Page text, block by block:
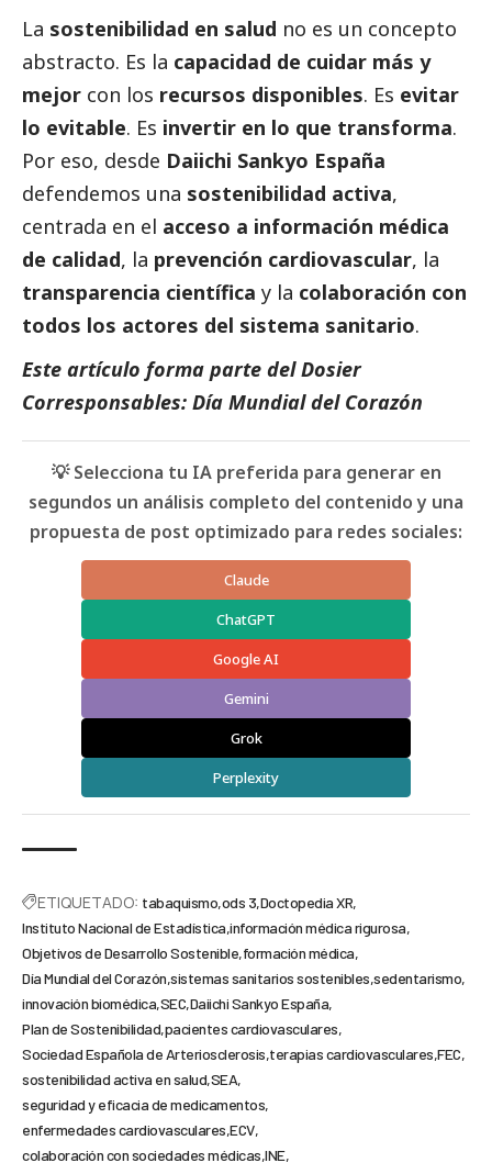
La sostenibilidad en salud no es un concepto
abstracto. Es la capacidad de cuidar más y
mejor con los recursos disponibles. Es evitar
lo evitable. Es invertir en lo que transforma.
Por eso, desde Daiichi Sankyo España
defendemos una sostenibilidad activa,
centrada en el acceso a información médica
de calidad, la prevención cardiovascular, la
transparencia científica y la colaboración con
todos los actores del sistema sanitario.
Este artículo forma parte del Dosier
Corresponsables: Día Mundial del Corazón
💡 Selecciona tu IA preferida para generar en
segundos un análisis completo del contenido y una
propuesta de post optimizado para redes sociales:
Claude
ChatGPT
Google AI
Gemini
Grok
Perplexity
ETIQUETADO: tabaquismo ods 3 Doctopedia XR
Instituto Nacional de Estadística información médica rigurosa
Objetivos de Desarrollo Sostenible formación médica
Día Mundial del Corazón sistemas sanitarios sostenibles sedentarismo
innovación biomédica SEC Daiichi Sankyo España
Plan de Sostenibilidad pacientes cardiovasculares
Sociedad Española de Arteriosclerosis terapias cardiovasculares FEC
sostenibilidad activa en salud SEA
seguridad y eficacia de medicamentos
enfermedades cardiovasculares ECV
colaboración con sociedades médicas INE